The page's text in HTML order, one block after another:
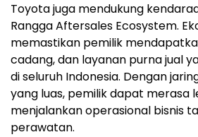
Toyota juga mendukung
Rangga Aftersales Ecosystem.
memastikan pemilik
cadang, dan layanan purna jual
di seluruh Indonesia. Dengan
yang luas, pemilik dapat merasa
menjalankan operasional bisnis
perawatan.